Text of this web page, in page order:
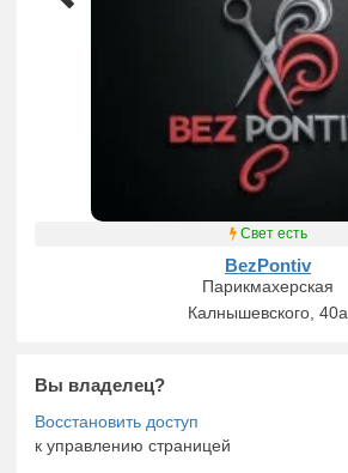
Свет есть
BezPontiv
Парикмахерская
Калнышевского, 40а
Вы владелец?
к управлению страницей